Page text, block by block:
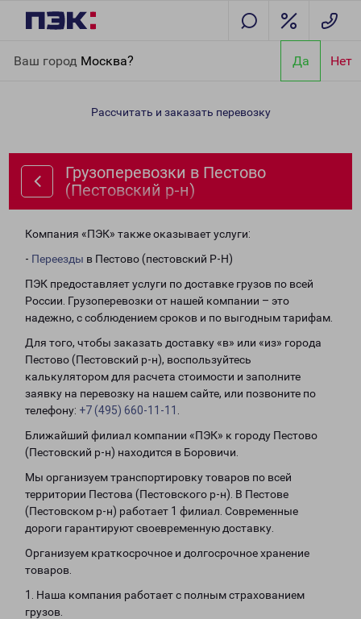
Ваш город Москва? Да Нет
р-н)
Рассчитать и заказать перевозку
Грузоперевозки в Пестово
(Пестовский р-н)
Компания «ПЭК» также оказывает услуги:
- Переезды в Пестово (пестовский Р-Н)
ПЭК предоставляет услуги по доставке грузов по всей
России. Грузоперевозки от нашей компании – это
надежно, с соблюдением сроков и по выгодным тарифам.
Для того, чтобы заказать доставку «в» или «из» города
Пестово (Пестовский р-н), воспользуйтесь
калькулятором для расчета стоимости и заполните
заявку на перевозку на нашем сайте, или позвоните по
телефону: +7 (495) 660-11-11
Ближайший филиал компании «ПЭК» к городу Пестово
(Пестовский р-н) находится в Боровичи.
Мы организуем транспортировку товаров по всей
территории Пестова (Пестовского р-н). В Пестове
(Пестовском р-н) работает 1 филиал. Современные
дороги гарантируют своевременную доставку.
Организуем краткосрочное и долгосрочное хранение
товаров.
1. Наша компания работает с полным страхованием
грузов.